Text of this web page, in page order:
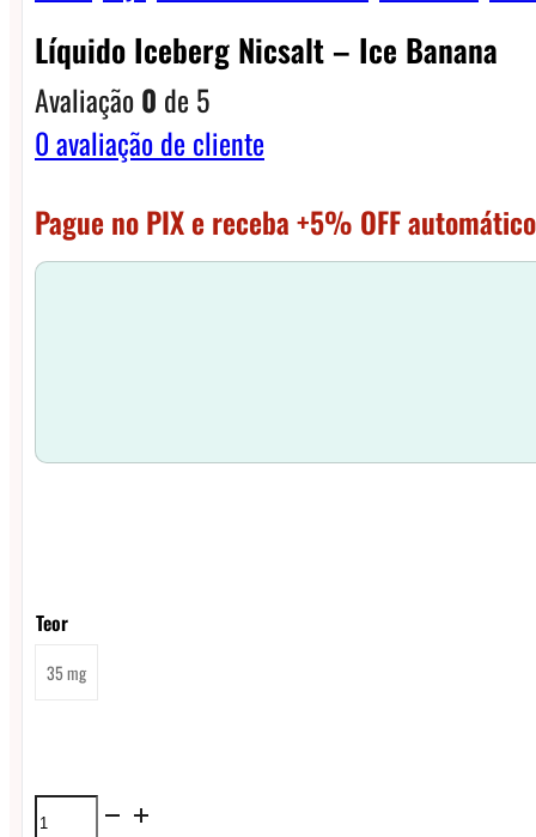
Líquido Iceberg Nicsalt – Ice Banana
Avaliação0 de 5
0avaliação de cliente
Pague no PIX e receba +5% OFF
Teor
35 mg
Líquido